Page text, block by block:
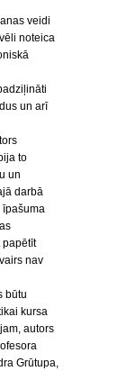
veidi
noteica
un arī
to
un
darbā
īpašuma
papētīt
nav
būtu
kursa
autors
Grūtupa,